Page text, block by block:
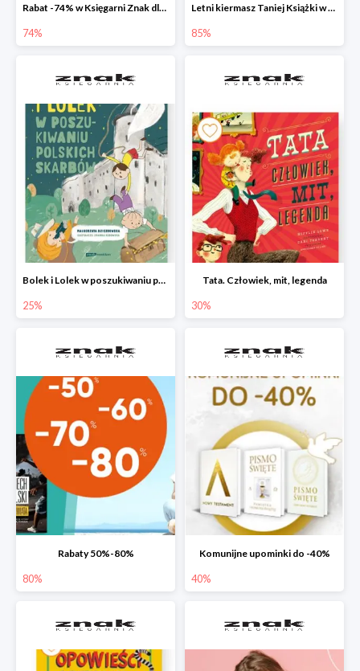
Rabat -74% w Księgarni Znak dla 100 pierwszych osób!
74%
Letni kiermasz Taniej Książki w Ksiegarni Znak do -85%!
85%
Bolek i Lolek w poszukiwaniu polskich skarbów
25%
Tata. Człowiek, mit, legenda
30%
Rabaty 50%-80%
80%
Komunijne upominki do -40%
40%